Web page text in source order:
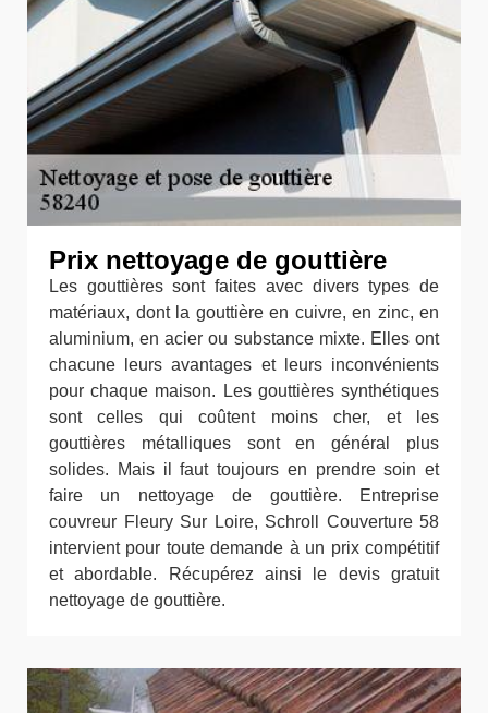
Prix nettoyage de gouttière
Les gouttières sont faites avec divers types de
matériaux, dont la gouttière en cuivre, en zinc, en
aluminium, en acier ou substance mixte. Elles ont
chacune leurs avantages et leurs inconvénients
pour chaque maison. Les gouttières synthétiques
sont celles qui coûtent moins cher, et les
gouttières métalliques sont en général plus
solides. Mais il faut toujours en prendre soin et
faire un nettoyage de gouttière. Entreprise
couvreur Fleury Sur Loire, Schroll Couverture 58
intervient pour toute demande à un prix compétitif
et abordable. Récupérez ainsi le devis gratuit
nettoyage de gouttière.